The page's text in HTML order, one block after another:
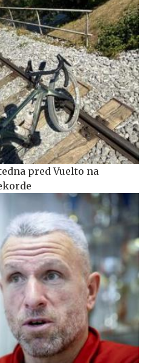
pred Vuelto na